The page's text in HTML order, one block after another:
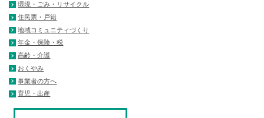
環境・ごみ・リサイクル
住民票・戸籍
地域コミュニティづくり
年金・保険・税
高齢・介護
おくやみ
事業者の方へ
育児・出産